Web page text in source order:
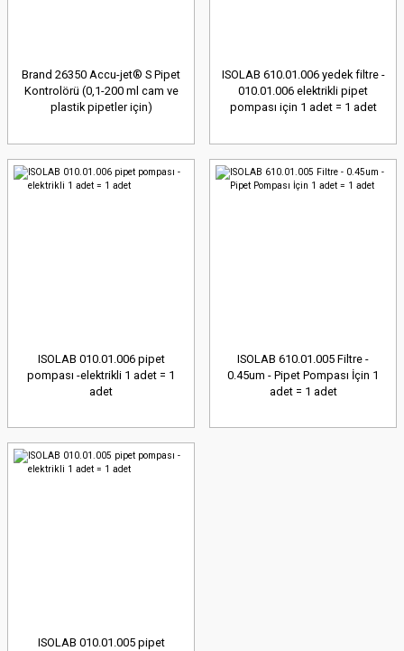
Brand 26350 Accu-jet® S Pipet
Kontrolörü (0,1-200 ml cam ve
plastik pipetler için)
ISOLAB 610.01.006 yedek filtre -
010.01.006 elektrikli pipet
pompası için 1 adet = 1 adet
ISOLAB 010.01.006 pipet
pompası -elektrikli 1 adet = 1
adet
ISOLAB 610.01.005 Filtre -
0.45um - Pipet Pompası İçin 1
adet = 1 adet
ISOLAB 010.01.005 pipet